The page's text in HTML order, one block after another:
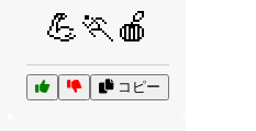
💪🏃🍎
コピー